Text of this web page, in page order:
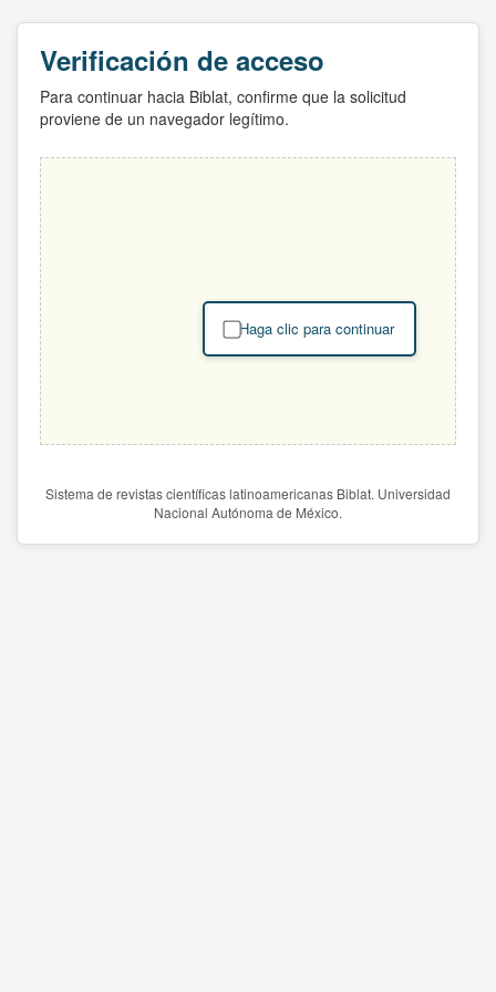
Verificación de acceso
Para continuar hacia Biblat, confirme que la solicitud
proviene de un navegador legítimo.
Haga clic para continuar
Sistema de revistas científicas latinoamericanas Biblat. Universidad
Nacional Autónoma de México.